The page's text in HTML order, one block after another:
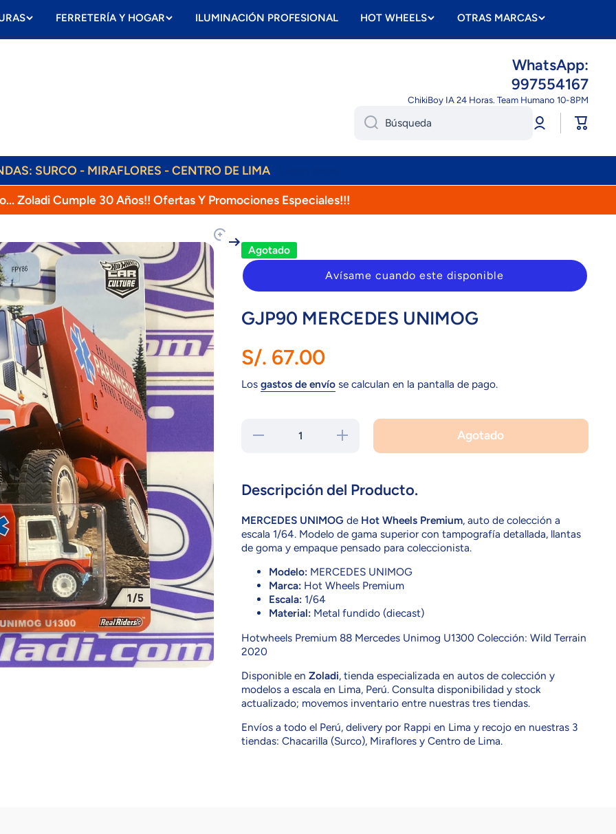
FERRETERÍA Y HOGAR ILUMINACIÓN PROFESIONAL HOT WHEELS OTRAS MARCAS
WhatsApp:
997554167
ChikiBoy IA 24 Horas. Team Humano 10-8PM
Búsqueda
Iniciar
sesión
Carrito
SURCO - MIRAFLORES - CENTRO DE LIMA
Zoladi Cumple 30 Años!! Ofertas Y Promociones Especiales!!!
Agotado
Avísame cuando este disponible
GJP90 MERCEDES UNIMOG
S/. 67.00
Los gastos de envíose calculan en la pantalla de pago.
Reducir
Aumentar
para GJP90
Agotado
Descripción del Producto.
MERCEDES UNIMOG de Hot Wheels Premium, auto de colección a
escala 1/64. Modelo de gama superior con tampografía detallada, llantas
de goma y empaque pensado para coleccionista.
Modelo:MERCEDES UNIMOG
Marca:Hot Wheels Premium
Escala:1/64
Material:Metal fundido (diecast)
Hotwheels Premium 88 Mercedes Unimog U1300 Colección: Wild Terrain
2020
Disponible en Zoladi, tienda especializada en autos de colección y
modelos a escala en Lima, Perú. Consulta disponibilidad y stock
actualizado; movemos inventario entre nuestras tres tiendas.
Envíos a todo el Perú, delivery por Rappi en Lima y recojo en nuestras 3
tiendas: Chacarilla (Surco), Miraflores y Centro de Lima.